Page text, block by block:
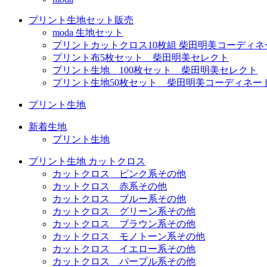
プリント生地セット販売
moda 生地セット
プリントカットクロス10枚組 柴田明美コーディネ
プリント布5枚セット 柴田明美セレクト
プリント生地 100枚セット 柴田明美セレクト
プリント生地50枚セット 柴田明美コーディネー
プリント生地
新着生地
プリント生地
プリント生地 カットクロス
カットクロス ピンク系その他
カットクロス 赤系その他
カットクロス ブルー系その他
カットクロス グリーン系その他
カットクロス ブラウン系その他
カットクロス モノトーン系その他
カットクロス イエロー系その他
カットクロス パープル系その他